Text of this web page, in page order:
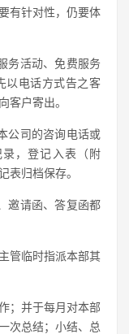
有针对性，仍要体
务活动、免费服务
以电话方式告之客
客户寄出。
公司的咨询电话或
，登记入表（附
表归档保存。
邀请函、答复函都
管临时指派本部其
；并于每月对本部
次总结；小结、总